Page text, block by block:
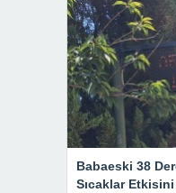
Babaeski 38
Sıcaklar Etkisini